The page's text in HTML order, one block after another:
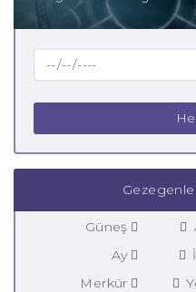
Güneş
Ay
Merkür